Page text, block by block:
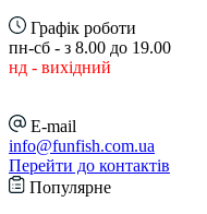
Графік роботи
пн-сб - з 8.00 до 19.00
нд - вихідний
E-mail
info@funfish.com.ua
Перейти до контактів
Популярне